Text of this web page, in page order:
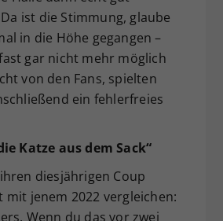
ist die Stimmung, glaube
in die Höhe gegangen –
gar nicht mehr möglich
von den Fans, spielten
ein fehlerfreies
Katze aus dem Sack“
diesjährigen Coup
jenem 2022 vergleichen:
Wenn du das vor zwei